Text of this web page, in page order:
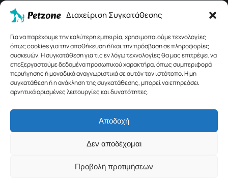
Διαχείριση Συγκατάθεσης
Για να παρέχουμε την καλύτερη εμπειρία, χρησιμοποιούμε τεχνολογίες
όπως cookies για την αποθήκευση ή/και την πρόσβαση σε πληροφορίες
συσκευών. Η συγκατάθεση για τις εν λόγω τεχνολογίες θα μας επιτρέψει να
επεξεργαστούμε δεδομένα προσωπικού χαρακτήρα, όπως συμπεριφορά
περιήγησης ή μοναδικά αναγνωριστικά σε αυτόν τον ιστότοπο. Η μη
συγκατάθεση ή η ανάκληση της συγκατάθεσης, μπορεί να επηρεάσει
αρνητικά ορισμένες λειτουργίες και δυνατότητες.
Αποδοχή
Δεν αποδέχομαι
Προβολή προτιμήσεων
Ρέθυμνο, Κρήτη
+30 28311 81456
© 2026 Petzone.gr – All Rights Reserved.
Crafted with ♡ by
Solvit I.T. Solutions & Consulting